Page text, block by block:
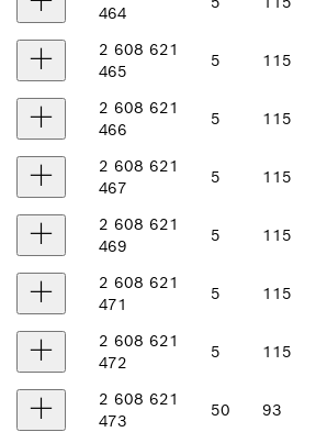
464
2 608 621
465
5 115
2 608 621
466
5 115
2 608 621
467
5 115
2 608 621
469
5 115
2 608 621
471
5 115
2 608 621
472
5 115
2 608 621
473
50 93